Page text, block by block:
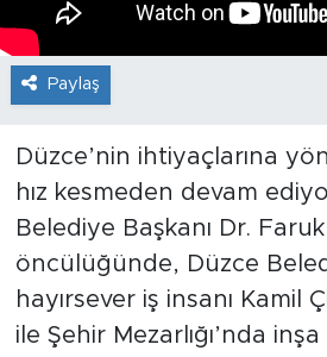
Paylaş
Düzce’nin ihtiyaçlarına
hız kesmeden devam
Belediye Başkanı Dr.
öncülüğünde, Düzce
hayırsever iş insanı Kamil
ile Şehir Mezarlığı’nda